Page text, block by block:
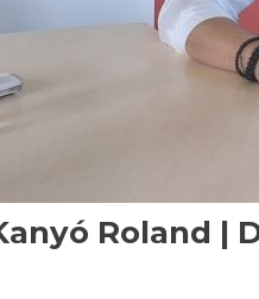
Roland |